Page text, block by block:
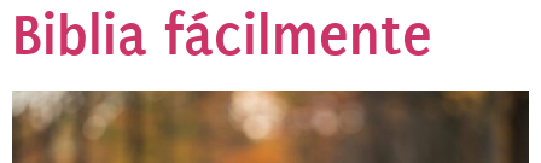
Biblia fácilmente